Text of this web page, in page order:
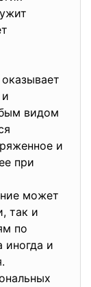
видом
и
при
может
так и
по
иногда и